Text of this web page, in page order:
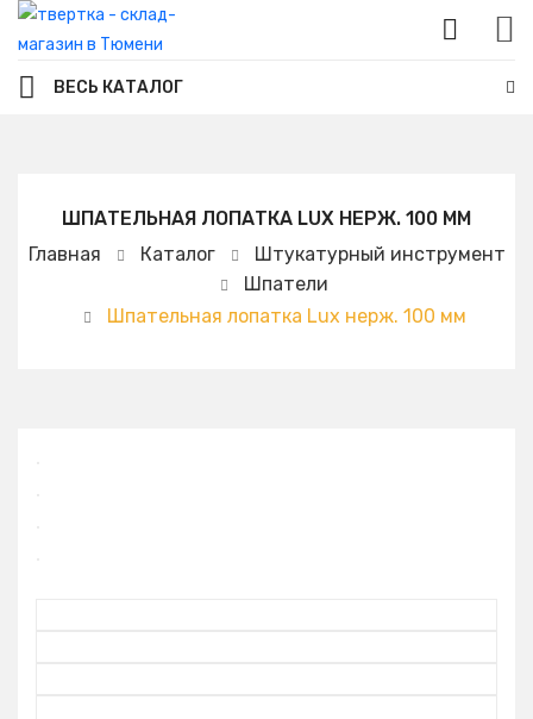
ВЕСЬ КАТАЛОГ
ШПАТЕЛЬНАЯ ЛОПАТКА LUX НЕРЖ. 100 ММ
Главная
Каталог
Штукатурный инструмент
Шпатели
Шпательная лопатка Lux нерж. 100 мм